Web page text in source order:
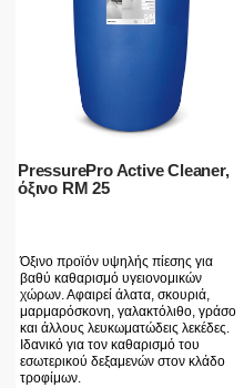
PressurePro Active Cleaner,
όξινο RM 25
Όξινο προϊόν υψηλής πίεσης για
βαθύ καθαρισμό υγειονομικών
χώρων. Αφαιρεί άλατα, σκουριά,
μαρμαρόσκονη, γαλακτόλιθο, γράσο
και άλλους λευκωματώδεις λεκέδες.
Ιδανικό για τον καθαρισμό του
εσωτερικού δεξαμενών στον κλάδο
τροφίμων.